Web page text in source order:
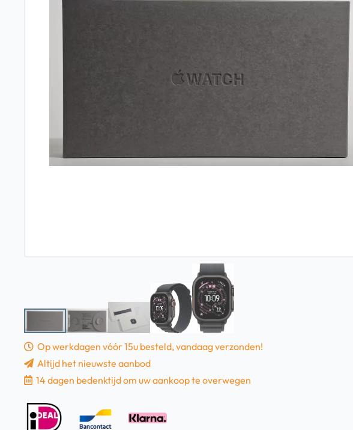
Op werkdagen vóór 15u besteld, vandaag verzonden!
Altijd het nieuwste aanbod
14 dagen bedenktijd om uw aankoop te overwegen